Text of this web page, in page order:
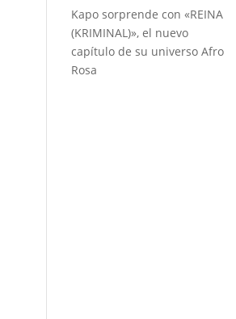
Kapo sorprende con «REINA
(KRIMINAL)», el nuevo
capítulo de su universo Afro
Rosa